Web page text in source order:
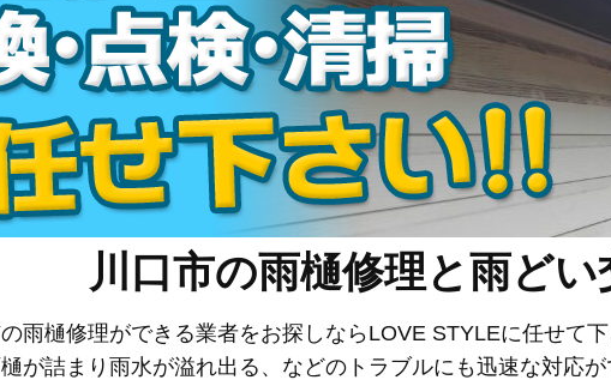
川口市の雨樋修理と雨ど
雨樋修理ができる業者をお探しならLOVE STYLEに任せて
が詰まり雨水が溢れ出る、などのトラブルにも迅速な対応